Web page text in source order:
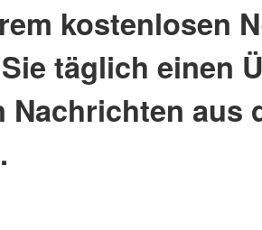
kostenlosen
täglich einen
Nachrichten aus